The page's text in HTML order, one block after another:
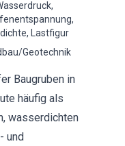
Lastfigur
Geotechnik
Baugruben in
häufig als
wasserdichten
und